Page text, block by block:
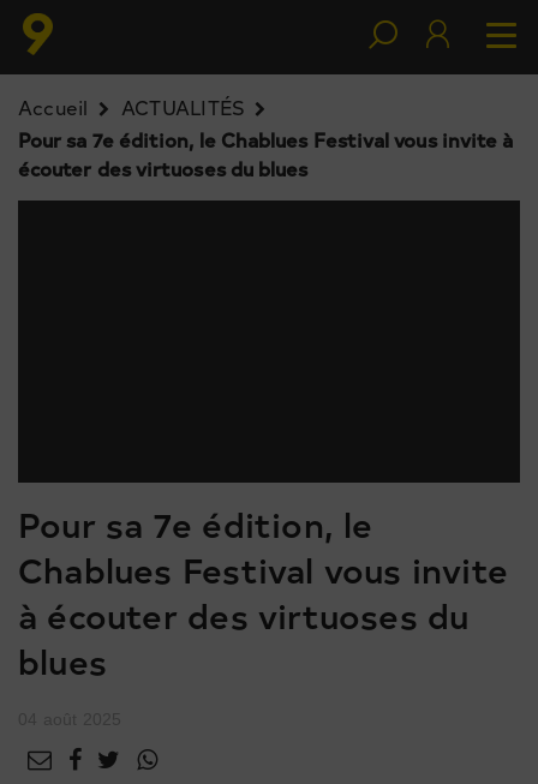
Accueil
ACTUALITÉS
Pour sa 7e édition, le Chablues Festival vous invite à
écouter des virtuoses du blues
Pour sa 7e édition, le
Chablues Festival vous invite
à écouter des virtuoses du
blues